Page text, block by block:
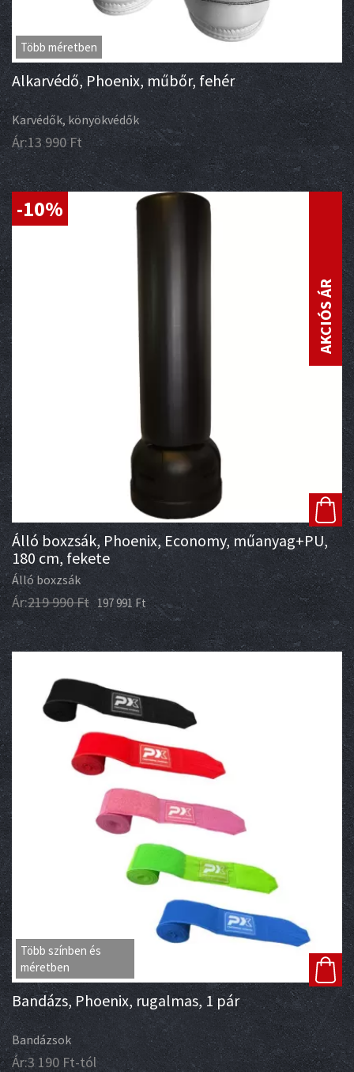
Több méretben
Alkarvédő, Phoenix, műbőr, fehér
Karvédők, könyökvédők
Ár:13 990Ft
AKCIÓS ÁR
-10%
Álló boxzsák, Phoenix, Economy, műanyag+PU,
180 cm, fekete
Álló boxzsák
Ár:219 990Ft 197 991Ft
Több színben és
méretben
Bandázs, Phoenix, rugalmas, 1 pár
Bandázsok
Ár:3 190 Ft-tól